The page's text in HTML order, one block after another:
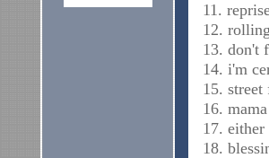
11.
12.
13. don't
14. i'm
15. street
16.
17. either
18.